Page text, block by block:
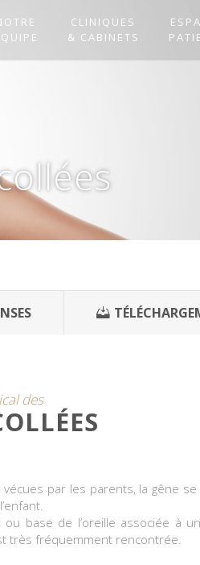
CLINIQUES
& CABINETS
des
par les parents, la gêne
base de l’oreille associée à
très fréquemment rencontrée.